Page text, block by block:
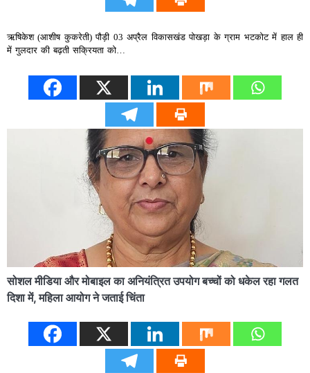
ऋषिकेश (आशीष कुकरेती) पौड़ी 03 अप्रैल विकासखंड पोखड़ा के ग्राम भटकोट में हाल ही
में गुलदार की बढ़ती सक्रियता को…
​सोशल मीडिया और मोबाइल का अनियंत्रित उपयोग बच्चों को धकेल रहा गलत
दिशा में, महिला आयोग ने जताई चिंता